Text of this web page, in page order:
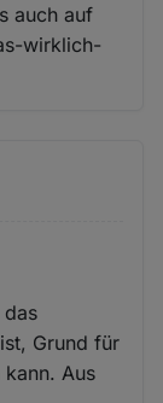
auch auf
wirklich-
Grund für
Aus